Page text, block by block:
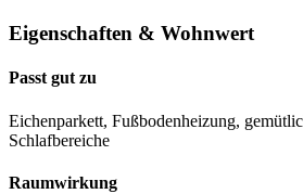
Eigenschaften & Wohnwert
Passt gut zu
Eichenparkett, Fußbodenheizung,
Schlafbereiche
Raumwirkung